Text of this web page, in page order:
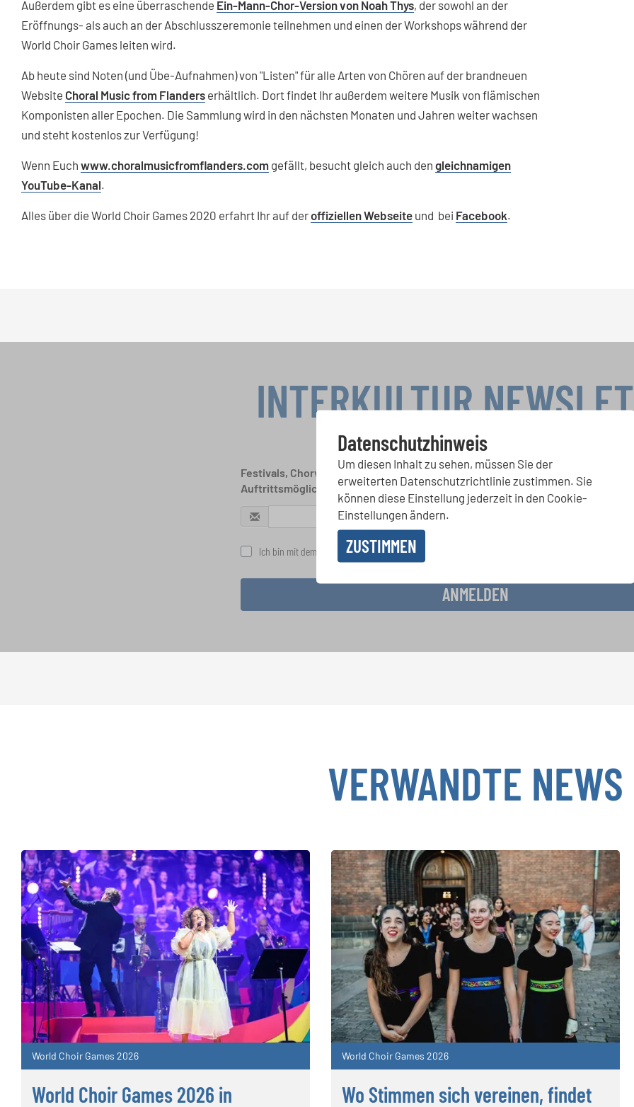
Außerdem gibt es eine überraschende Ein-Mann-Chor-Version von Noah Thys, der sowohl an der
Eröffnungs- als auch an der Abschlusszeremonie teilnehmen und einen der Workshops während der
World Choir Games leiten wird.
Ab heute sind Noten (und Übe-Aufnahmen) von "Listen" für alle Arten von Chören auf der brandneuen
Website Choral Music from Flanders erhältlich. Dort findet Ihr außerdem weitere Musik von flämischen
Komponisten aller Epochen. Die Sammlung wird in den nächsten Monaten und Jahren weiter wachsen
und steht kostenlos zur Verfügung!
Wenn Euch www.choralmusicfromflanders.com gefällt, besucht gleich auch den gleichnamigen
YouTube-Kanal.
Alles über die World Choir Games 2020 erfahrt Ihr auf deroffiziellen Webseite und bei Facebook.
Datenschutzhinweis
Um diesen Inhalt zu sehen, müssen Sie der
erweiterten Datenschutzrichtlinie zustimmen. Sie
können diese Einstellung jederzeit in den Cookie-
Einstellungen ändern.
ZUSTIMMEN
INTERKULTUR
Festivals, Chorwettbewerbe, Mitsingprojekte: Besondere
Auftrittsmöglichkeiten bekommen Sie im kostenlosen INTERKULTUR-
Ich bin mit dem Erhalt des Newsletters einverstanden und akzeptiere die
ANMELDEN
VERWANDTE NEWS
World Choir Games 2026
World Choir Games 2026 in
World Choir Games 2026
Wo Stimmen sich vereinen, findet